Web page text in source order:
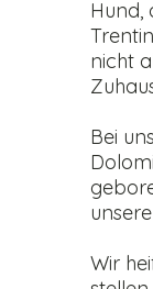
Hund,
nicht
Bei
Wir